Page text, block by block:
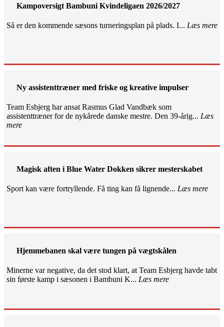
Kampoversigt Bambuni Kvindeligaen 2026/2027
Så er den kommende sæsons turneringsplan på plads. I... Læs mere
Ny assistenttræner med friske og kreative impulser
Team Esbjerg har ansat Rasmus Glad Vandbæk som
assistenttræner for de nykårede danske mestre. Den 39-årig... Læs
mere
Magisk aften i Blue Water Dokken sikrer mesterskabet
Sport kan være fortryllende. Få ting kan få lignende... Læs mere
Hjemmebanen skal være tungen på vægtskålen
Minerne var negative, da det stod klart, at Team Esbjerg havde tabt
sin første kamp i sæsonen i Bambuni K... Læs mere